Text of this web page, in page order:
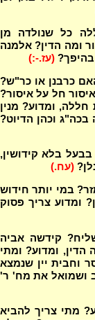
כל שנולדה מן
ומה הדין? אלמנה
בהיפך? (עז.-:)
כרבנן או כר"ש?
חל על איסור?
ומדוע? מנין
בכה"ג וכהן הדיוט?
בלא קידושין,
(עח.)
במי יותר חידוש
ומדוע צריך פסוק
קידשה אביה
ומדוע? ומתי
וחבית יין שנמצא
ושמואל את מח' ר'
מתי צריך להביא